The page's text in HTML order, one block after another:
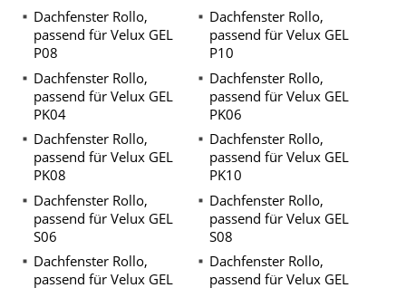
Dachfenster Rollo,
passend für Velux GEL
P08
Dachfenster Rollo,
passend für Velux GEL
P10
Dachfenster Rollo,
passend für Velux GEL
PK04
Dachfenster Rollo,
passend für Velux GEL
PK06
Dachfenster Rollo,
passend für Velux GEL
PK08
Dachfenster Rollo,
passend für Velux GEL
PK10
Dachfenster Rollo,
passend für Velux GEL
S06
Dachfenster Rollo,
passend für Velux GEL
S08
Dachfenster Rollo,
passend für Velux GEL
Dachfenster Rollo,
passend für Velux GEL